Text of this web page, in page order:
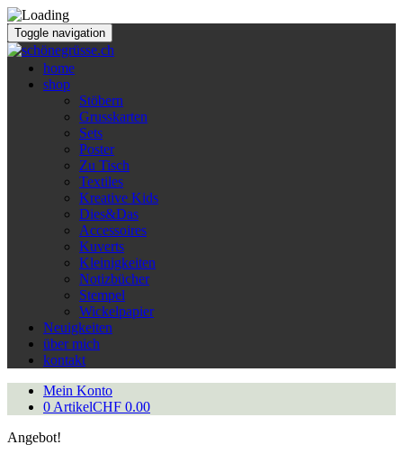
Toggle navigation
home
shop
Stöbern
Grusskarten
Sets
Poster
Zu Tisch
Textiles
Kreative Kids
Dies&Das
Accessoires
Kuverts
Kleinigkeiten
Notizbücher
Stempel
Wickelpapier
Neuigkeiten
über mich
kontakt
Mein Konto
0 ArtikelCHF 0.00
Angebot!